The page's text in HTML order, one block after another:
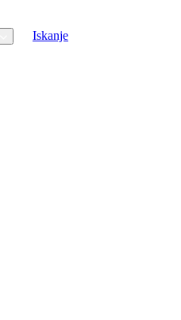
Iskanje